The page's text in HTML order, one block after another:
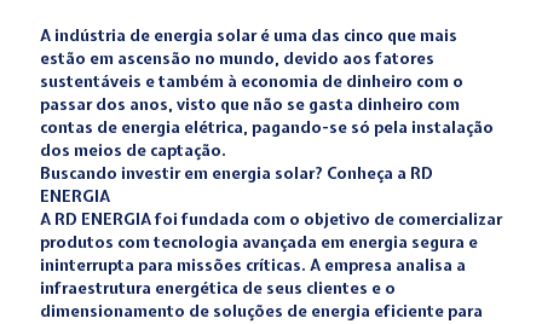
A indústria de energia solar é uma das cinco que mais
estão em ascensão no mundo, devido aos fatores
sustentáveis e também à economia de dinheiro com o
passar dos anos, visto que não se gasta dinheiro com
contas de energia elétrica, pagando-se só pela instalação
dos meios de captação.
Buscando investir em energia solar? Conheça a RD
ENERGIA
A RD ENERGIA foi fundada com o objetivo de comercializar
produtos com tecnologia avançada em energia segura e
ininterrupta para missões críticas. A empresa analisa a
infraestrutura energética de seus clientes e o
dimensionamento de soluções de energia eficiente para